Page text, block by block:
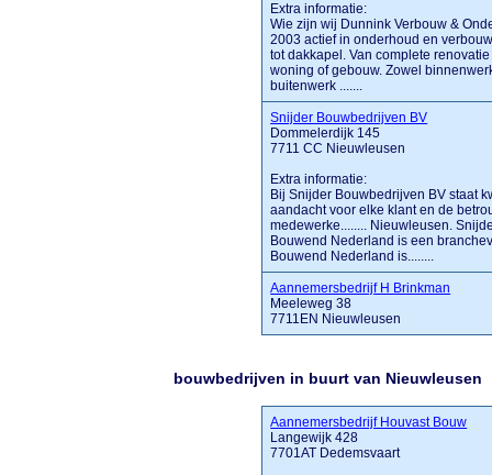
Extra informatie:
Wie zijn wij Dunnink Verbouw &
2003 actief in onderhoud en
tot dakkapel. Van complete
woning of gebouw. Zowel
buitenwerk .......
Snijder Bouwbedrijven BV
Dommelerdijk 145
7711 CC Nieuwleusen
Extra informatie:
Bij Snijder Bouwbedrijven BV staat
aandacht voor elke klant en de
medewerke........ Nieuwleusen.
Bouwend Nederland is een
Bouwend Nederland is........
Aannemersbedrijf H Brinkman
Meeleweg 38
7711EN Nieuwleusen
bouwbedrijven in buurt van Nieuwleusen
Aannemersbedrijf Houvast Bouw
Langewijk 428
7701AT Dedemsvaart